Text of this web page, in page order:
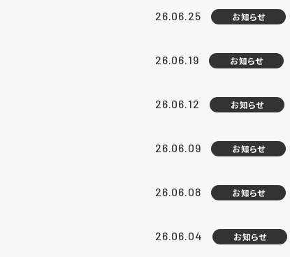
26.06.25 お知らせ
26.06.19 お知らせ
26.06.12 お知らせ
26.06.09 お知らせ
26.06.08 お知らせ
26.06.04 お知らせ